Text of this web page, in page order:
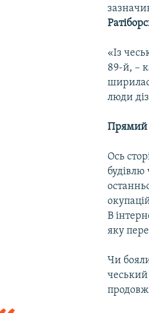
«Із
89-й, –
люди
Прямий
Ось
В
яку
Чи
чеський